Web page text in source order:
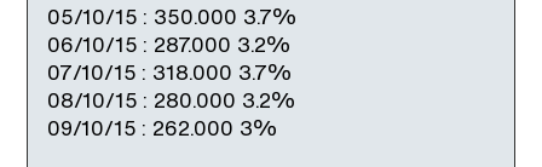
05/10/15 : 350.000 3.7%
06/10/15 : 287.000 3.2%
07/10/15 : 318.000 3.7%
08/10/15 : 280.000 3.2%
09/10/15 : 262.000 3%